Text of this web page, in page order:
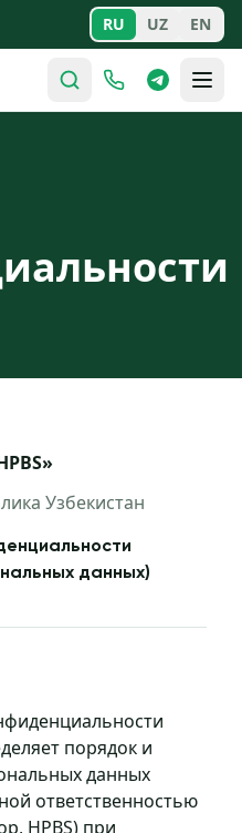
RU UZ EN
Узбекистан
данных)
порядок и
данных
ответственностью
HPBS) при